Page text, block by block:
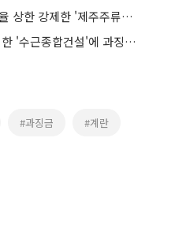
소매업소 확보 경쟁 막고 마진율 상한 강제한 '제주주류협회'…과징금 2.5억 부과
공정위, 부당 하도급 대금 결정한 '수근종합건설'에 과징금 4200만원
#과징금 #계란